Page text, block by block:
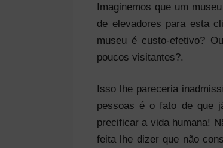
Imaginemos que um
de elevadores para esta
museu é custo-efetivo?
poucos visitantes?.
Isso lhe pareceria
pessoas é o fato de que
precificar a vida humana!
feita lhe dizer que não